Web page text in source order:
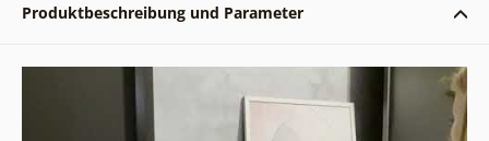
Produktbeschreibung und Parameter